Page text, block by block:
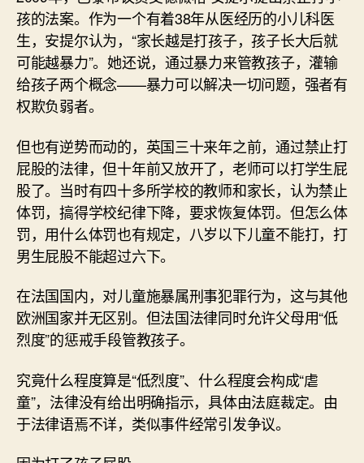
孩的法案。作为一个有着38年从医经历的小儿科医
生，安提尔认为，“家长越是打孩子，孩子长大后就
可能越暴力”。她还说，通过暴力来管教孩子，灌输
给孩子两个概念——暴力可以解决一切问题，强者有
权欺负弱者。
但也有逆势而动的，英国三十来年之前，通过禁止打
屁股的法律，但十年前又放开了，老师可以打学生屁
股了。当时有四十多所学校的教师和家长，认为禁止
体罚，搞得学校纪律下降，要求恢复体罚。但怎么体
罚，用什么体罚也有规定，八岁以下儿童不能打，打
男生屁股不能超过六下。
在法国国内，对儿童施暴属刑事犯罪行为，这与其他
欧洲国家并无区别。但法国法律同时允许父母用“低
烈度”的惩戒手段管教孩子。
究竟什么程度算是“低烈度”、什么程度会构成“虐
童”，法律没有给出明确指示，具体由法庭裁定。由
于法律语焉不详，类似事件经常引发争议。